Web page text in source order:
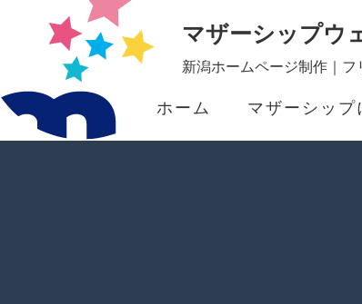
マザーシップウ
新潟ホームページ制作｜フ
ホーム マザーシップ